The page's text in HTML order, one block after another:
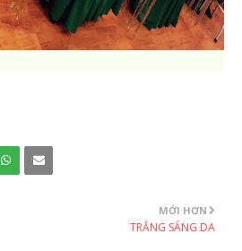
MỚI HƠN
TRẮNG SÁNG DA